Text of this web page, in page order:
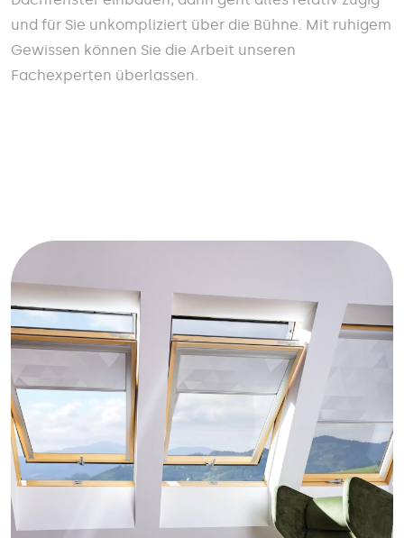
und für Sie unkompliziert über die Bühne. Mit ruhigem
Gewissen können Sie die Arbeit unseren
Fachexperten überlassen.